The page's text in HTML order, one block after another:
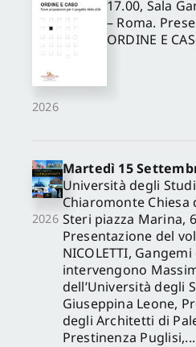
2026
17.00, Sala
– Roma.
ORDINE E
2026
Martedì 15
Università degli
Chiaromonte Chiesa
Steri piazza Marina,
Presentazione del
NICOLETTI,
intervengono
dell’Università degli
Giuseppina Leone,
degli Architetti di
Prestinenza Puglisi,...